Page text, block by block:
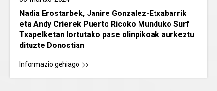
Nadia Erostarbek, Janire Gonzalez-Etxabarrik
eta Andy Crierek Puerto Ricoko Munduko Surf
Txapelketan lortutako pase olinpikoak aurkeztu
dituzte Donostian
Informazio gehiago